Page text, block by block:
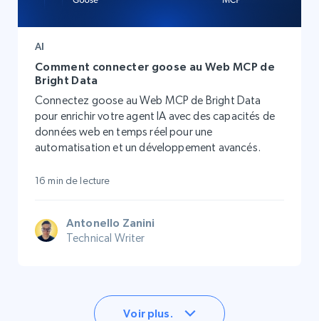
AI
Comment connecter goose au Web MCP de
Bright Data
Connectez goose au Web MCP de Bright Data
pour enrichir votre agent IA avec des capacités de
données web en temps réel pour une
automatisation et un développement avancés.
16 min de lecture
Antonello Zanini
Technical Writer
Voir plus.